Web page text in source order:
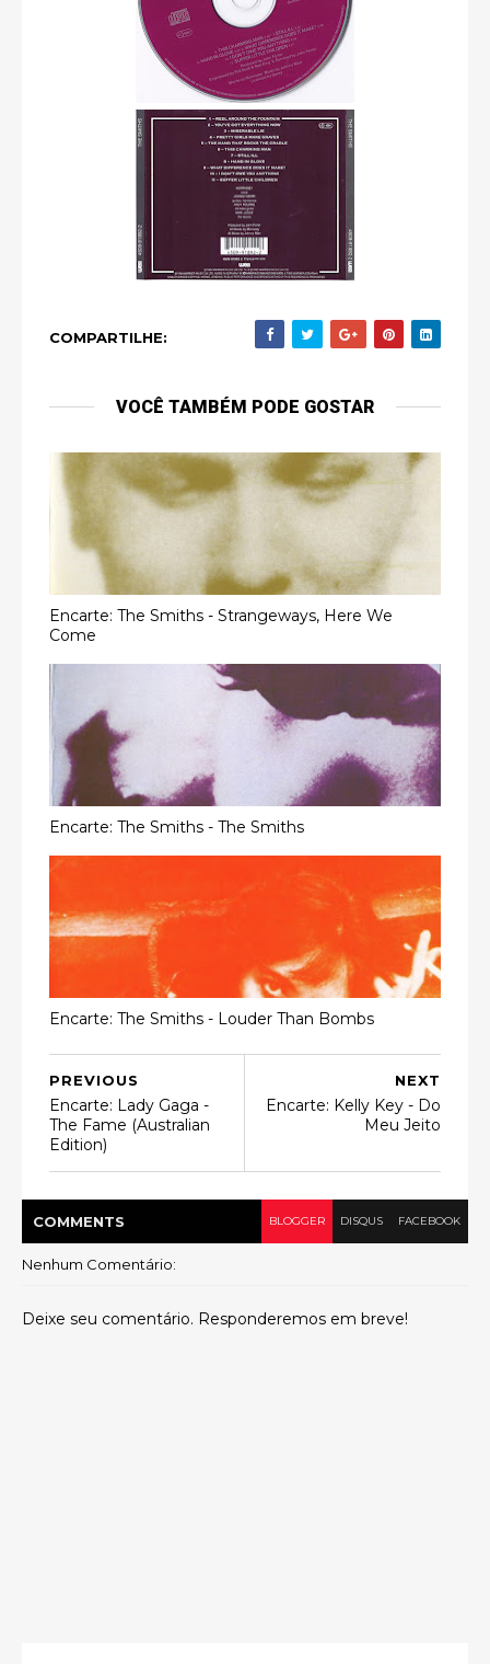
COMPARTILHE:
VOCÊ TAMBÉM PODE GOSTAR
Encarte: The Smiths - Strangeways, Here We
Come
Encarte: The Smiths - The Smiths
Encarte: The Smiths - Louder Than Bombs
NEXT
Encarte: Kelly Key - Do
Meu Jeito
PREVIOUS
Encarte: Lady Gaga -
The Fame (Australian
Edition)
COMMENTS BLOGGER DISQUS FACEBOOK
Nenhum Comentário:
Deixe seu comentário. Responderemos em breve!